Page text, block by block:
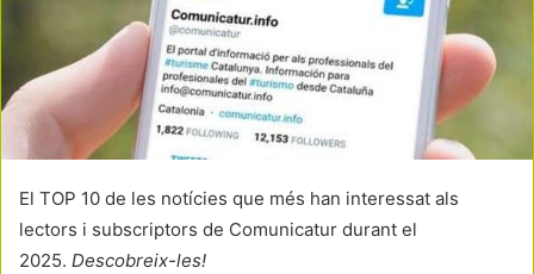
El TOP 10 de les notícies que més han interessat als
lectors i subscriptors de Comunicatur durant el
2025. Descobreix-les!